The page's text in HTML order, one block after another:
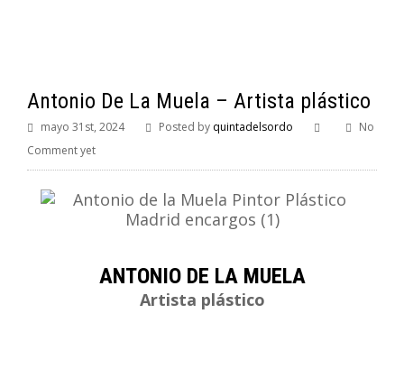
Antonio De La Muela – Artista plástico
mayo 31st, 2024 Posted by quintadelsordo
No
Comment yet
ANTONIO DE LA MUELA
Artista plástico